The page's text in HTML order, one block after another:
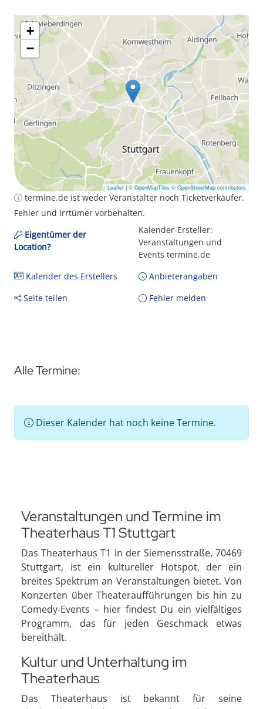
+
−
Leaflet | © OpenMapTiles © OpenStreetMap contributors
termine.de ist weder Veranstalter noch Ticketverkäufer.
Fehler und Irrtümer vorbehalten.
Eigentümer der
Location?
Kalender-Ersteller:
Veranstaltungen und
Events termine.de
Kalender des Erstellers
Anbieterangaben
Seite teilen
Fehler melden
Alle Termine:
Dieser Kalender hat noch keine Termine.
Veranstaltungen und Termine im
Theaterhaus T1 Stuttgart
Das Theaterhaus T1 in der Siemensstraße, 70469
Stuttgart, ist ein kultureller Hotspot, der ein
breites Spektrum an Veranstaltungen bietet. Von
Konzerten über Theateraufführungen bis hin zu
Comedy-Events – hier findest Du ein vielfältiges
Programm, das für jeden Geschmack etwas
bereithält.
Kultur und Unterhaltung im
Theaterhaus
Das Theaterhaus ist bekannt für seine